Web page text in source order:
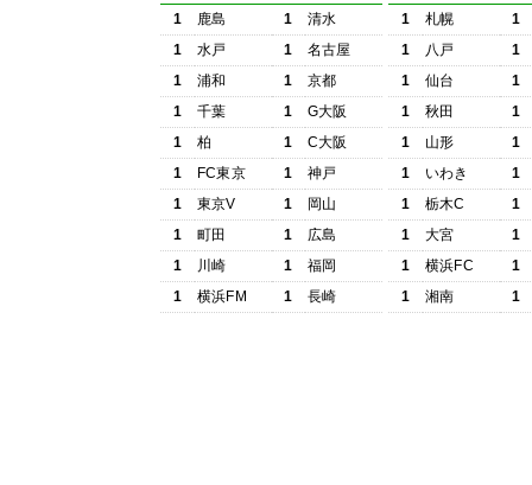
1 鹿島 1
清水
1
水戸 1
名古屋
1
浦和 1
京都
1
千葉 1
G大阪
1
柏 1
C大阪
1
FC東京 1
神戸
1
東京V 1
岡山
1
町田 1
広島
1
川崎 1
福岡
1
横浜FM 1 長崎
1 札幌
1
1
八戸
1
1
仙台
1
1
秋田
1
1
山形
1
1
いわき
1
1
栃木C
1
1
大宮
1
1
横浜FC
1
1
湘南 1